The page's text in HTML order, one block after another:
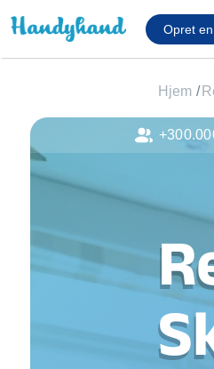
Opret
Hjem /